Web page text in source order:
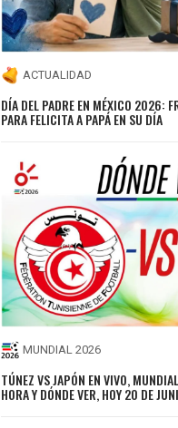
ACTUALIDAD
DÍA DEL PADRE EN MÉXICO 2026:
PARA FELICITA A PAPÁ EN SU DÍA
MUNDIAL 2026
TÚNEZ VS JAPÓN EN VIVO,
HORA Y DÓNDE VER, HOY 20 DE